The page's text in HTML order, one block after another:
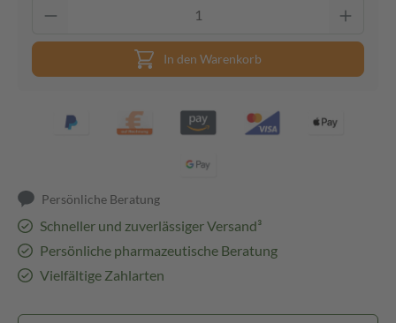
In den Warenkorb
Persönliche Beratung
Schneller und zuverlässiger Versand³
Persönliche pharmazeutische Beratung
Vielfältige Zahlarten